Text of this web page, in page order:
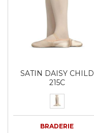
SATIN DAISY CHILD
215C
BRADERIE